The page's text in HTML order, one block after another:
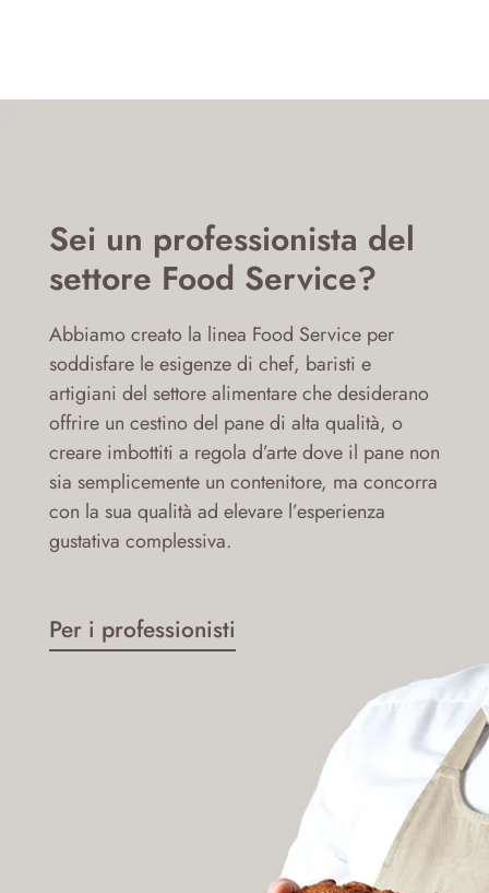
Sei un professionista del
settore Food Service?
Abbiamo creato la linea Food Service per
soddisfare le esigenze di chef, baristi e
artigiani del settore alimentare che desiderano
offrire un cestino del pane di alta qualità, o
creare imbottiti a regola d’arte dove il pane non
sia semplicemente un contenitore, ma concorra
con la sua qualità ad elevare l’esperienza
gustativa complessiva.
Per i professionisti